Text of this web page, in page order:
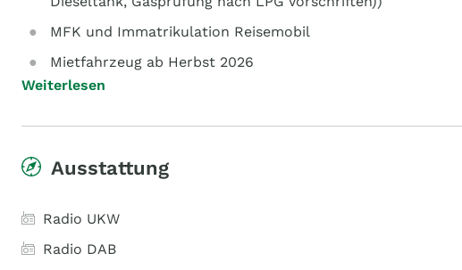
MFK und Immatrikulation Reisemobil
Mietfahrzeug ab Herbst 2026
Weiterlesen
Ausstattung
Radio UKW
Radio DAB